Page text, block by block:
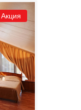
Акция